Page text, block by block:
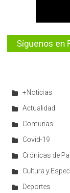
Síguenos en
+Noticias
Actualidad
Comunas
Covid-19
Crónicas de
Cultura y
Deportes